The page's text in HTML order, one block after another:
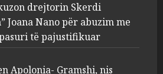
Apolonia- Gramshi, nis
procedim penal për Koço
Kokëdhimën (VIDEO)
MARCH 27, 2025
drejtorin Skerdi
Joana Nano për abuzim me
të pajustifikuar
Apolonia- Gramshi, nis